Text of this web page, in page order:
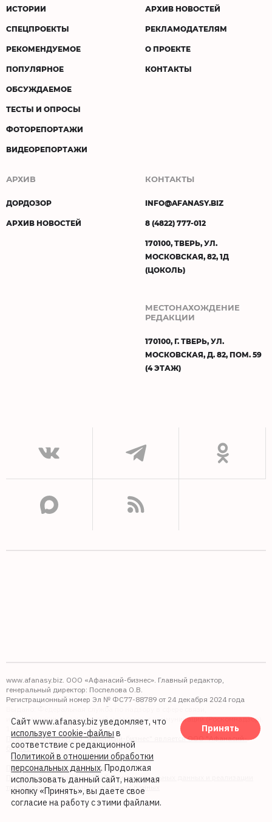
ИСТОРИИ
СПЕЦПРОЕКТЫ
РЕКОМЕНДУЕМОЕ
ПОПУЛЯРНОЕ
ОБСУЖДАЕМОЕ
ТЕСТЫ И ОПРОСЫ
ФОТОРЕПОРТАЖИ
ВИДЕОРЕПОРТАЖИ
АРХИВ НОВОСТЕЙ
РЕКЛАМОДАТЕЛЯМ
О ПРОЕКТЕ
КОНТАКТЫ
АРХИВ
ДОРДОЗОР
АРХИВ НОВОСТЕЙ
КОНТАКТЫ
INFO@AFANASY.BIZ
8 (4822) 777-012
170100, ТВЕРЬ, УЛ.
МОСКОВСКАЯ, 82, 1Д
(ЦОКОЛЬ)
МЕСТОНАХОЖДЕНИЕ
РЕДАКЦИИ
170100, Г. ТВЕРЬ, УЛ.
МОСКОВСКАЯ, Д. 82, ПОМ. 59
(4 ЭТАЖ)
www.afanasy.biz. ООО «Афанасий-бизнес». Главный редактор,
генеральный директор: Поспелова О.В.
Регистрационный номер Эл № ФС77-88789 от 24 декабря 2024 года
Выдано: Федеральная служба по надзору в сфере связи,
информационных технологий и массовых коммуникаций (Роскомнадзор).
Правопреемником АО "Афанасий-бизнес" является ООО "Афанасий-
бизнес"
Политика обработки файлов cookie
Политика в отношении обработки персональных данных и реализации
требований к защите персональных данных
Сайт www.afanasy.biz уведомляет, что
использует cookie-файлы в
соответствие с редакционной
Политикой в отношении обработки
персональных данных. Продолжая
использовать данный сайт, нажимая
кнопку «Принять», вы даете свое
согласие на работу с этими файлами.
Принять